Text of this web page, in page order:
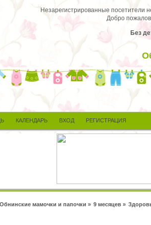
Незарегистрированные посетители
Добро
Без
КАЛЕНДАРЬ ВХОД РЕГИСТРАЦИЯ
Обнинские мамочки и папочки » 9 месяцев»